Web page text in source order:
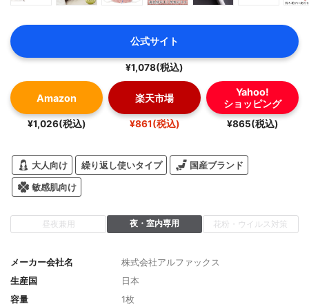
公式サイト
¥1,078(税込)
Amazon
¥1,026(税込)
楽天市場
¥861(税込)
Yahoo!
ショッピング
¥865(税込)
大人向け 繰り返し使いタイプ 国産ブランド
敏感肌向け
昼夜兼用 夜・室内専用 花粉・ウイルス対策
メーカー会社名
株式会社アルファックス
生産国
日本
容量
1枚